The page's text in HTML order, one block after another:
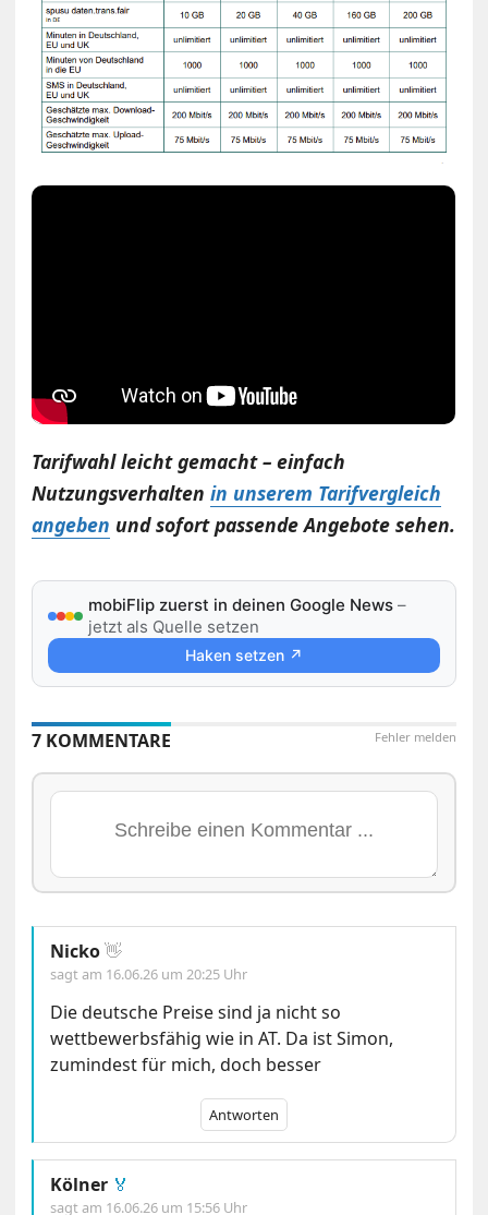
Tarifwahl leicht gemacht – einfach
Nutzungsverhaltenin unserem Tarifvergleich
angeben und sofort passende Angebote sehen.
mobiFlip zuerst in deinen Google News –
jetzt als Quelle setzen
Haken setzen ↗
Fehler melden
7 KOMMENTARE
Nicko👋
sagt am 16.06.26 um 20:25 Uhr
Die deutsche Preise sind ja nicht so
wettbewerbsfähig wie in AT. Da ist Simon,
zumindest für mich, doch besser
Antworten
Kölner 🏅
sagt am 16.06.26 um 15:56 Uhr